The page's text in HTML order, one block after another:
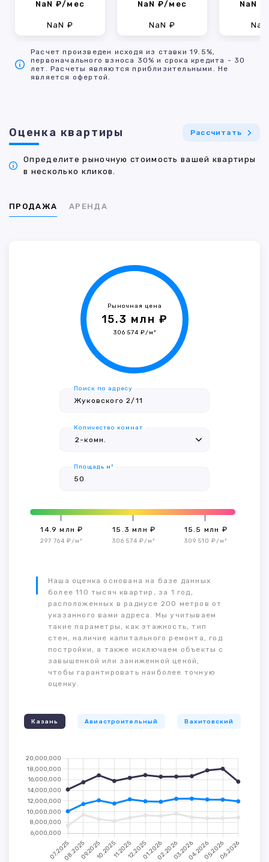
NaN ₽/мес
NaN ₽
NaN ₽/мес
NaN ₽
NaN
Расчет произведен исходя из ставки 19.5%,
первоначального взноса 30% и срока кредита - 30
лет. Расчеты являются приблизительными. Не
является офертой.
Оценка квартиры Рассчитать
Определите рыночную стоимость вашей квартиры
в несколько кликов.
ПРОДАЖА АРЕНДА
Рыночная цена
15.3 млн ₽
306 574 ₽/м²
Поиск по адресу
Количество комнат
Площадь м²
14.9 млн ₽
297 764 ₽/м²
15.3 млн ₽
306 574 ₽/м²
15.5 млн ₽
309 510 ₽/м²
Наша оценка основана на базе данных
более 110 тысяч квартир, за 1 год,
расположенных в радиусе 200 метров от
указанного вами адреса. Мы учитываем
такие параметры, как этажность, тип
стен, наличие капитального ремонта, год
постройки, а также исключаем объекты с
завышенной или заниженной ценой,
чтобы гарантировать наиболее точную
оценку.
Казань Авиастроительный Вахитовский